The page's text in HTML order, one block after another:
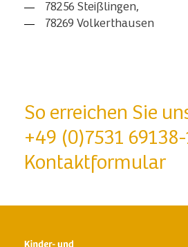
78256 Steißlingen,
78269 Volkerthausen
So erreichen Sie
+49 (0)7531
Kontaktformular